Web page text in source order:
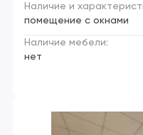
Наличие и
помещение с окнами
Наличие мебели:
нет